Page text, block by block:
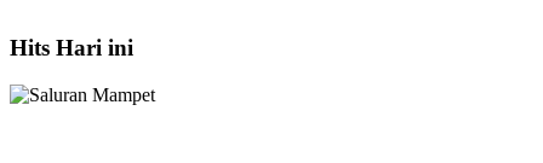
Hits Hari ini